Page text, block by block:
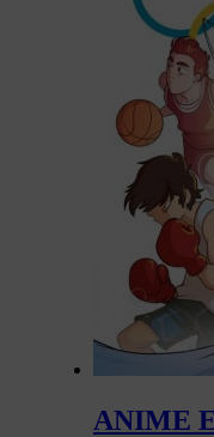
ANIME